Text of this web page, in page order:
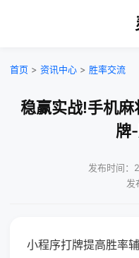
首页 > 资讯中心 > 胜率交流
稳赢实战!手机麻
牌
发布时间
发
小程序打牌提高胜率